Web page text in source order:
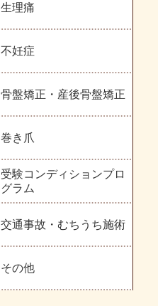
生理痛
不妊症
骨盤矯正・産後骨盤矯正
巻き爪
受験コンディションプロ
グラム
交通事故・むちうち施術
その他